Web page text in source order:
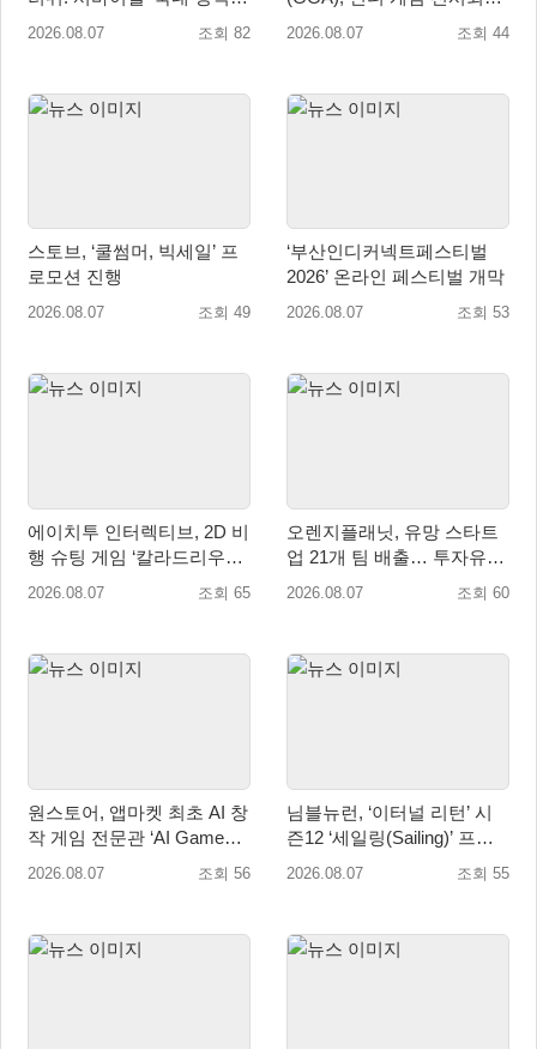
출시
2026.08.07 조회 82
‘도쿄 게임 던전 13’ 참가!
2026.08.07 조회 44
스토브, ‘쿨썸머, 빅세일’ 프
로모션 진행
2026.08.07 조회 49
‘부산인디커넥트페스티벌
2026’ 온라인 페스티벌 개막
2026.08.07 조회 53
에이치투 인터렉티브, 2D 비
행 슈팅 게임 ‘칼라드리우스
2/다크 엘레멘트’ 올 겨울 전
2026.08.07 조회 65
오렌지플래닛, 유망 스타트
업 21개 팀 배출… 투자유치∙
매출성장 성과 눈길
2026.08.07 조회 60
원스토어, 앱마켓 최초 AI 창
작 게임 전문관 ‘AI Games’
오픈
2026.08.07 조회 56
님블뉴런, ‘이터널 리턴’ 시
즌12 ‘세일링(Sailing)’ 프리
시즌 시작
2026.08.07 조회 55